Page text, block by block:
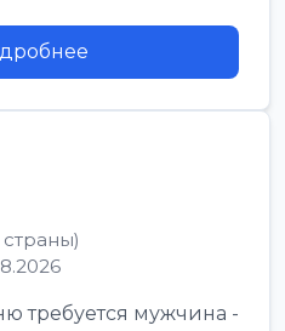
требуется мужчина -